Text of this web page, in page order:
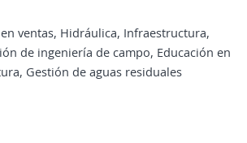
ventas, Hidráulica, Infraestructura,
de ingeniería de campo, Educación en
Gestión de aguas residuales